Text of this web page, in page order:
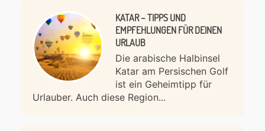
KATAR – TIPPS UND
EMPFEHLUNGEN FÜR DEINEN
URLAUB
Die arabische Halbinsel
Katar am Persischen Golf
ist ein Geheimtipp für
Urlauber. Auch diese Region...